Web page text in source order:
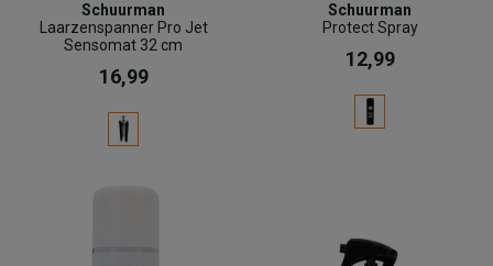
Schuurman
Laarzenspanner Pro Jet
Sensomat 32 cm
16,99
Schuurman
Protect Spray
12,99